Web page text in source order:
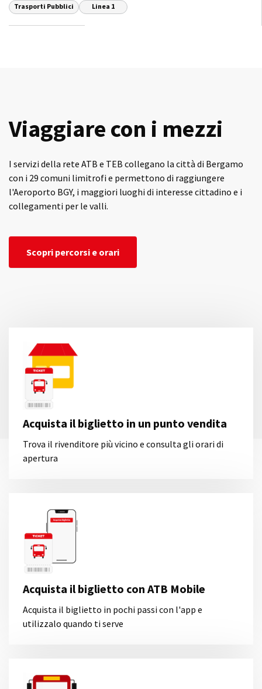
Trasporti Pubblici Linea 1
Viaggiare con i mezzi
I servizi della rete ATB e TEB collegano la città di Bergamo
con i 29 comuni limitrofi e permettono di raggiungere
l'Aeroporto BGY, i maggiori luoghi di interesse cittadino e i
collegamenti per le valli.
Scopri percorsi e orari
Acquista il biglietto in un punto vendita
Trova il rivenditore più vicino e consulta gli orari di
apertura
Acquista il biglietto con ATB Mobile
Acquista il biglietto in pochi passi con l'app e
utilizzalo quando ti serve